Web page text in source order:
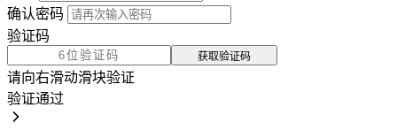
确认密码
验证码
获取验证码
请向右滑动滑块验证
验证通过